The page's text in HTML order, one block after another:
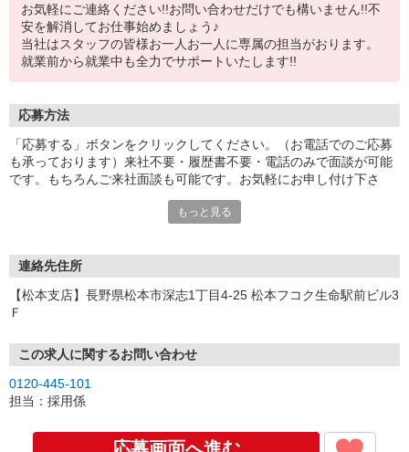
お気軽にご連絡ください!!お問い合わせだけでも構いません!!不
安を解消してお仕事始めましょう♪
当社はスタッフの皆様お一人お一人に専属の担当がおります。
就業前から就業中も全力でサポートいたします!!
応募方法
「応募する」ボタンをクリックしてください。（お電話でのご応募
も承っております）来社不要・履歴書不要・電話のみで面談が可能
です。もちろんご来社面談も可能です。お気軽にお申し付け下さ
もっと見る
連絡先住所
【松本支店】長野県松本市深志1丁目4-25 松本フコク生命駅前ビル3
Ｆ
この求人に関するお問い合わせ
0120-445-101
担当：採用係